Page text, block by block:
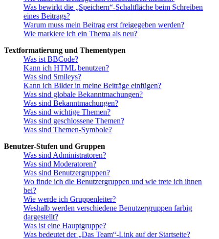
Was bewirkt die „Speichern“-Schaltfläche beim Schreiben
eines Beitrags?
Warum muss mein Beitrag erst freigegeben werden?
Wie markiere ich ein Thema als neu?
Textformatierung und Thementypen
Was ist BBCode?
Kann ich HTML benutzen?
Was sind Smileys?
Kann ich Bilder in meine Beiträge einfügen?
Was sind globale Bekanntmachungen?
Was sind Bekanntmachungen?
Was sind wichtige Themen?
Was sind geschlossene Themen?
Was sind Themen-Symbole?
Benutzer-Stufen und Gruppen
Was sind Administratoren?
Was sind Moderatoren?
Was sind Benutzergruppen?
Wo finde ich die Benutzergruppen und wie trete ich ihnen
bei?
Wie werde ich Gruppenleiter?
Weshalb werden verschiedene Benutzergruppen farbig
dargestellt?
Was ist eine Hauptgruppe?
Was bedeutet der „Das Team“-Link auf der Startseite?